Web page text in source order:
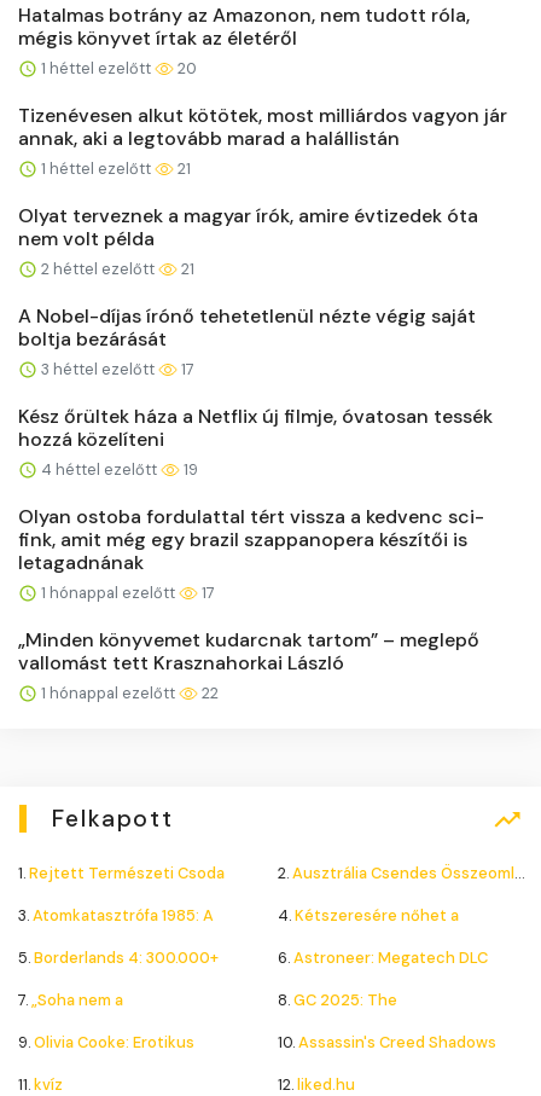
Hatalmas botrány az Amazonon, nem tudott róla,
mégis könyvet írtak az életéről
1 héttel ezelőtt 20
Tizenévesen alkut kötötek, most milliárdos vagyon jár
annak, aki a legtovább marad a halállistán
1 héttel ezelőtt 21
Olyat terveznek a magyar írók, amire évtizedek óta
nem volt példa
2 héttel ezelőtt 21
A Nobel-díjas írónő tehetetlenül nézte végig saját
boltja bezárását
3 héttel ezelőtt 17
Kész őrültek háza a Netflix új filmje, óvatosan tessék
hozzá közelíteni
4 héttel ezelőtt 19
Olyan ostoba fordulattal tért vissza a kedvenc sci-
fink, amit még egy brazil szappanopera készítői is
letagadnának
1 hónappal ezelőtt 17
„Minden könyvemet kudarcnak tartom” – meglepő
vallomást tett Krasznahorkai László
1 hónappal ezelőtt 22
Felkapott
1.Rejtett Természeti Csoda 2.Ausztrália Csendes Összeomlása
3.Atomkatasztrófa 1985: A 4.Kétszeresére nőhet a
5.Borderlands 4: 300.000+ 6.Astroneer: Megatech DLC
7.„Soha nem a 8.GC 2025: The
9.Olivia Cooke: Erotikus 10.Assassin's Creed Shadows
11.kvíz 12.liked.hu